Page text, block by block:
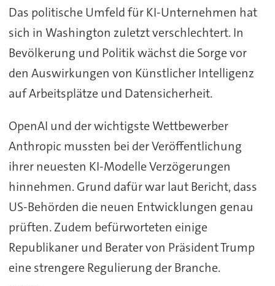
Das politische Umfeld für KI-Unternehmen hat
sich in Washington zuletzt verschlechtert. In
Bevölkerung und Politik wächst die Sorge vor
den Auswirkungen von Künstlicher Intelligenz
auf Arbeitsplätze und Datensicherheit.
OpenAI und der wichtigste Wettbewerber
Anthropic mussten bei der Veröffentlichung
ihrer neuesten KI-Modelle Verzögerungen
hinnehmen. Grund dafür war laut Bericht, dass
US-Behörden die neuen Entwicklungen genau
prüften. Zudem befürworteten einige
Republikaner und Berater von Präsident Trump
eine strengere Regulierung der Branche.